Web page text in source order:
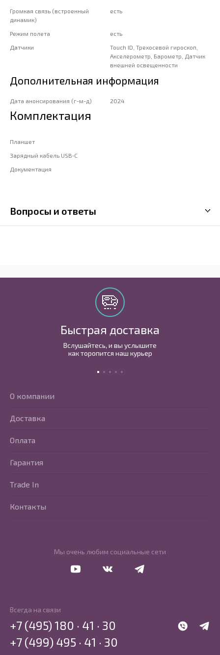
Громкая связь (встроенный
динамик)
есть
Режим полета
есть
Датчики
Touch ID, Трехосевой гироскоп,
Акселерометр, Барометр, Датчик
внешней освещенности
Дополнительная информация
Дата анонсирования (г-м-д) 2024
Комплектация
Планшет
Зарядный кабель USB‑C
Документация
Вопросы и ответы
Быстрая доставка
Вслушайтесь, и вы услышите
как торопится наш курьер
Мы очень любим социальные сети
О компании
Доставка
Оплата
Гарантия
Trade In
Контакты
Всегда на связи
WhatsApp
+7 (495) 180 · 41 · 30
+7 (499) 495 · 41 · 30